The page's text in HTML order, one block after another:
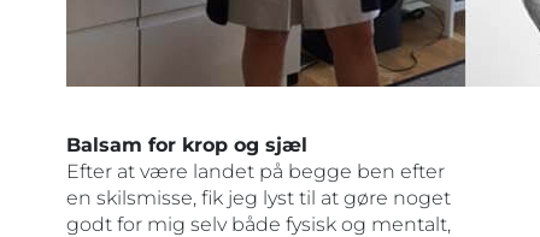
Balsam for krop og sjæl
Efter at være landet på begge ben efter
en skilsmisse, fik jeg lyst til at gøre noget
godt for mig selv både fysisk og mentalt,